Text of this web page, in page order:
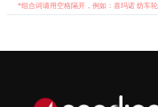
*组合词请用空格隔开，例如：喜玛诺 纺车